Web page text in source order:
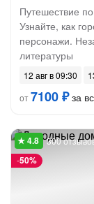
Путешествие
Узнайте, как
персонажи.
литературы
12 авг в 09:30
от7100 ₽за
-50%
300